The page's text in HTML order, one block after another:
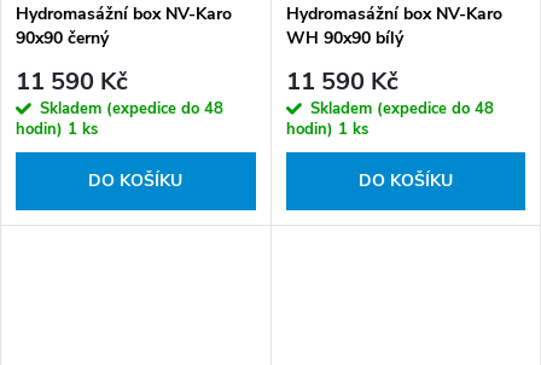
Hydromasážní box NV-Karo
90x90 černý
11 590 Kč
Skladem (expedice do 48
hodin) 1 ks
DO KOŠÍKU
Hydromasážní box NV-Karo
WH 90x90 bílý
11 590 Kč
Skladem (expedice do 48
hodin) 1 ks
DO KOŠÍKU